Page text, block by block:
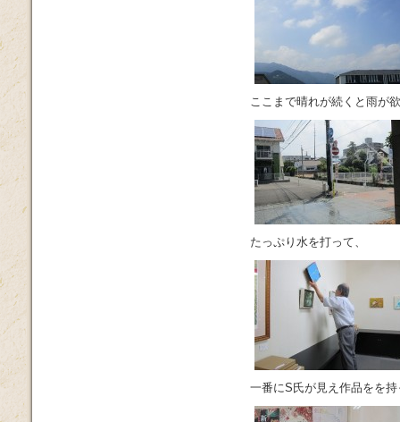
ここまで晴れが続くと雨が
たっぷり水を打って、
一番にS氏が見え作品をを